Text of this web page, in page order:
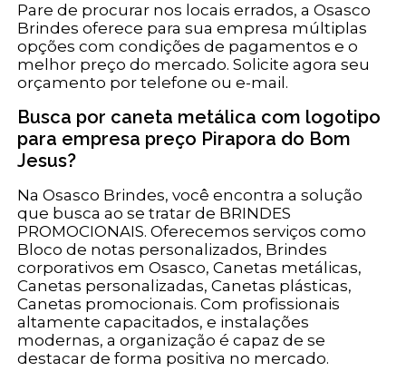
Pare de procurar nos locais errados, a Osasco
Brindes oferece para sua empresa múltiplas
opções com condições de pagamentos e o
melhor preço do mercado. Solicite agora seu
orçamento por telefone ou e-mail.
Busca por caneta metálica com logotipo
para empresa preço Pirapora do Bom
Jesus?
Na Osasco Brindes, você encontra a solução
que busca ao se tratar de BRINDES
PROMOCIONAIS. Oferecemos serviços como
Bloco de notas personalizados, Brindes
corporativos em Osasco, Canetas metálicas,
Canetas personalizadas, Canetas plásticas,
Canetas promocionais. Com profissionais
altamente capacitados, e instalações
modernas, a organização é capaz de se
destacar de forma positiva no mercado.